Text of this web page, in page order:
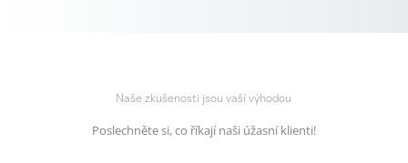
Naše zkušenosti jsou vaší výhodou
Poslechněte si, co říkají naši úžasní klienti!